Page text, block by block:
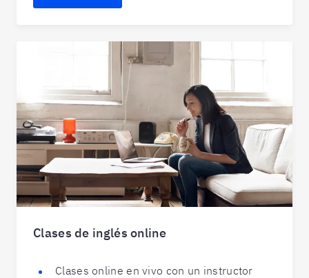
Clases de inglés online
Clases online en vivo con un instructor